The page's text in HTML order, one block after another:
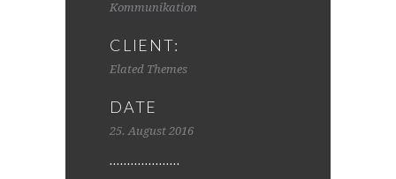
Kommunikation
CLIENT:
Elated Themes
DATE
25. August 2016